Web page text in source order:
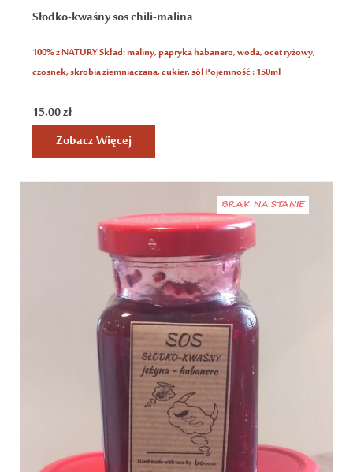
Słodko-kwaśny sos chili-malina
100% z NATURY Skład: maliny, papryka habanero, woda, ocet ryżowy,
czosnek, skrobia ziemniaczana, cukier, sól Pojemność : 150ml
15.00zł
Zobacz Więcej
BRAK NA STANIE